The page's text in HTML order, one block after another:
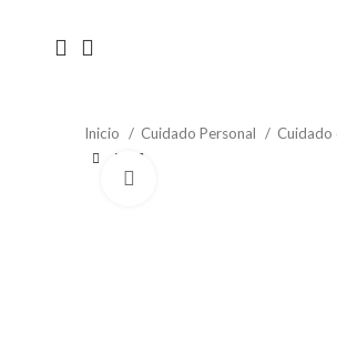
Inicio Cuidado Personal Cuidado